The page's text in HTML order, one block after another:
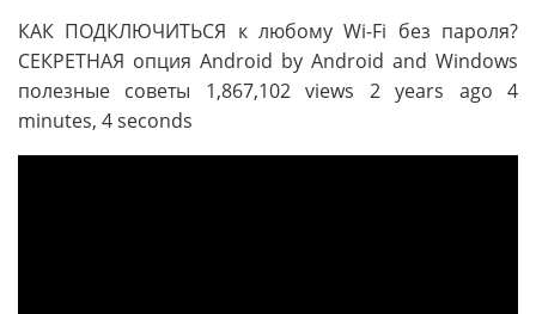
КАК ПОДКЛЮЧИТЬСЯ к любому Wi-Fi без пароля?
СЕКРЕТНАЯ опция Android by Android and Windows
полезные советы 1,867,102 views 2 years ago 4
minutes, 4 seconds